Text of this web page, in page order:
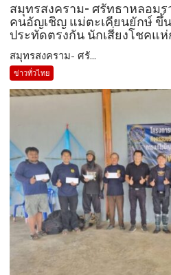
สมุทรสงคราม- ศรัทธาหลอมร
คนอัญเชิญ แม่ตะเคียนยักษ์ ขึ้
ประทัดตรงกัน นักเสี่ยงโชคแห่
สมุทรสงคราม- ศรั...
ข่าวทั่วไทย